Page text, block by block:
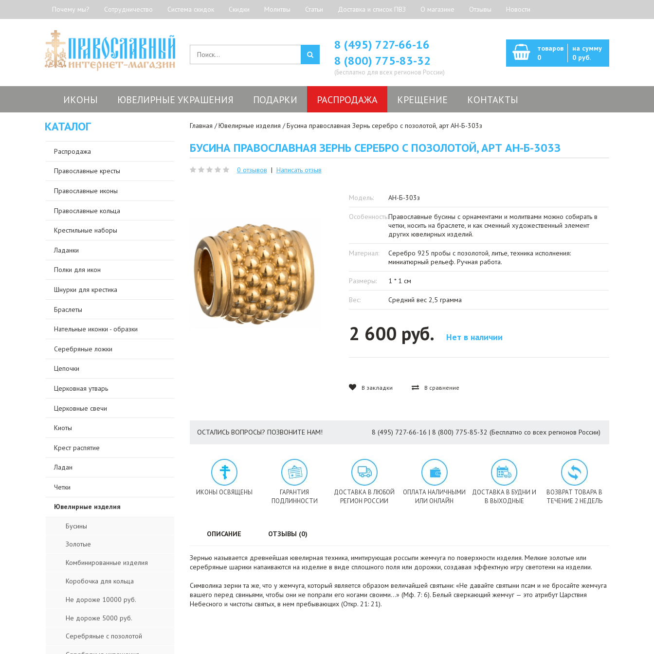
Почему мы? Сотрудничество Система скидок Скидки Молитвы Статьи Доставка и список ПВЗ О магазине Отзывы Новости
8 (495) 727-66-16
8 (800) 775-83-32
(Бесплатно для всех регионов России)
товаров
0
на сумму
0 руб.
ИКОНЫ ЮВЕЛИРНЫЕ УКРАШЕНИЯ ПОДАРКИ РАСПРОДАЖА КРЕЩЕНИЕ КОНТАКТЫ
КАТАЛОГ
Распродажа
Православные кресты
Православные иконы
Православные кольца
Крестильные наборы
Ладанки
Полки для икон
Шнурки для крестика
Браслеты
Нательные иконки - образки
Серебряные ложки
Цепочки
Церковная утварь
Церковные свечи
Киоты
Крест распятие
Ладан
Четки
Ювелирные изделия
Бусины
Золотые
Комбинированные изделия
Коробочка для кольца
Не дороже 10000 руб.
Не дороже 5000 руб.
Серебряные с позолотой
Главная Ювелирные изделия Бусина православная Зернь серебро с позолотой, арт АН-Б-303з
БУСИНА ПРАВОСЛАВНАЯ ЗЕРНЬ СЕРЕБРО С ПОЗОЛОТОЙ, АРТ АН-Б-303З
0 отзывов | Написать отзыв
Модель: АН-Б-303з
Особенность:Православные бусины с орнаментами и молитвами можно собирать в
четки, носить на браслете, и как сменный художественный элемент
других ювелирных изделий.
Материал:
Серебро 925 пробы с позолотой, литье, техника исполнения:
миниатюрный рельеф. Ручная работа.
Размеры: 1 * 1 см
Вес: Средний вес 2,5 грамма
2 600 руб. Нет в наличии
В закладки В сравнение
ОСТАЛИСЬ ВОПРОСЫ? ПОЗВОНИТЕ НАМ! 8 (495) 727-66-16 | 8 (800) 775-85-32 (Бесплатно со всех регионов России)
ИКОНЫ ОСВЯЩЕНЫ
ГАРАНТИЯ
ПОДЛИННОСТИ
ДОСТАВКА В ЛЮБОЙ
РЕГИОН РОССИИ
ОПЛАТА НАЛИЧНЫМИ
ИЛИ ОНЛАЙН
ДОСТАВКА В БУДНИ И
В ВЫХОДНЫЕ
ВОЗВРАТ ТОВАРА В
ТЕЧЕНИЕ 2 НЕДЕЛЬ
ОПИСАНИЕ ОТЗЫВЫ (0)
Зернью называется древнейшая ювелирная техника, имитирующая россыпи жемчуга по поверхности изделия. Мелкие золотые или
серебряные шарики напаиваются на изделие в виде сплошного поля или дорожки, создавая эффектную игру светотени на изделии.
Символика зерни та же, что у жемчуга, который является образом величайшей святыни: «Не давайте святыни псам и не бросайте жемчуга
вашего перед свиньями, чтобы они не попрали его ногами своими...» (Мф. 7: 6). Белый сверкающий жемчуг — это атрибут Царствия
Небесного и чистоты святых, в нем пребывающих (Откр. 21: 21).